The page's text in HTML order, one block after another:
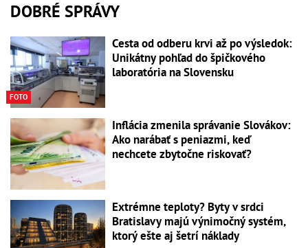
DOBRÉ SPRÁVY
FOTO
Cesta od odberu krvi až po výsledok:
Unikátny pohľad do špičkového
laboratória na Slovensku
Inflácia zmenila správanie Slovákov:
Ako narábať s peniazmi, keď
nechcete zbytočne riskovať?
Extrémne teploty? Byty v srdci
Bratislavy majú výnimočný systém,
ktorý ešte aj šetrí náklady